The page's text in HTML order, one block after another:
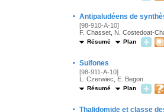
· Antipaludéens de
[98-910-A-10]
F. Chasset, N. Costedoat-
Résumé Plan
· Sulfones
[98-911-A-10]
L. Czerwiec, E. Begon
Résumé Plan
· Thalidomide et classe